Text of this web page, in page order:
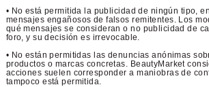
• No está permitida la publicidad de ningún tipo,
mensajes engañosos de falsos remitentes. Los
qué mensajes se consideran o no publicidad de
foro, y su decisión es irrevocable.
• No están permitidas las denuncias anónimas
productos o marcas concretas. BeautyMarket
acciones suelen corresponder a maniobras de
tampoco está permitida.